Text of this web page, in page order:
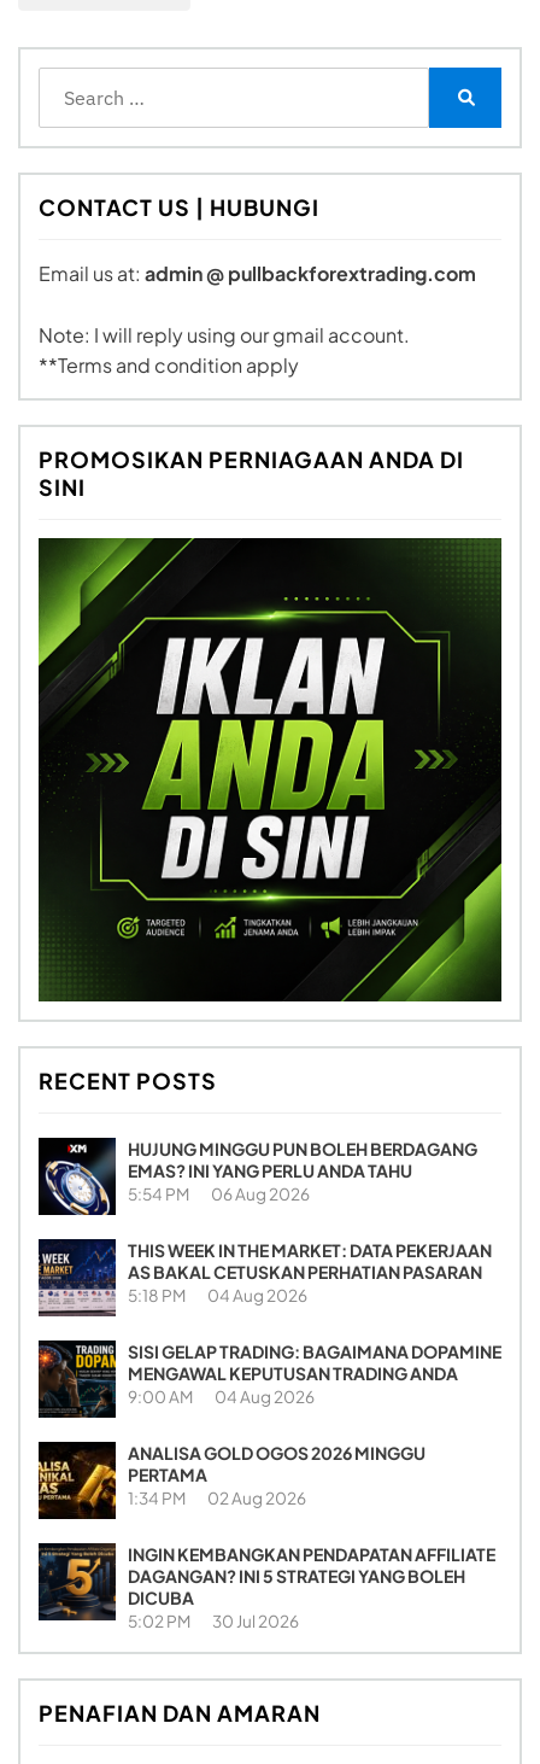
for:
CONTACT US | HUBUNGI
Email us at: admin @ pullbackforextrading.com
Note: I will reply using our gmail account.
**Terms and condition apply
PROMOSIKAN PERNIAGAAN ANDA DI
SINI
RECENT POSTS
HUJUNG MINGGU PUN BOLEH BERDAGANG
EMAS? INI YANG PERLU ANDA TAHU
5:54 PM 06 Aug 2026
THIS WEEK IN THE MARKET: DATA PEKERJAAN
AS BAKAL CETUSKAN PERHATIAN PASARAN
5:18 PM 04 Aug 2026
SISI GELAP TRADING: BAGAIMANA DOPAMINE
MENGAWAL KEPUTUSAN TRADING ANDA
9:00 AM 04 Aug 2026
ANALISA GOLD OGOS 2026 MINGGU
PERTAMA
1:34 PM 02 Aug 2026
INGIN KEMBANGKAN PENDAPATAN AFFILIATE
DAGANGAN? INI 5 STRATEGI YANG BOLEH
DICUBA
5:02 PM 30 Jul 2026
PENAFIAN DAN AMARAN